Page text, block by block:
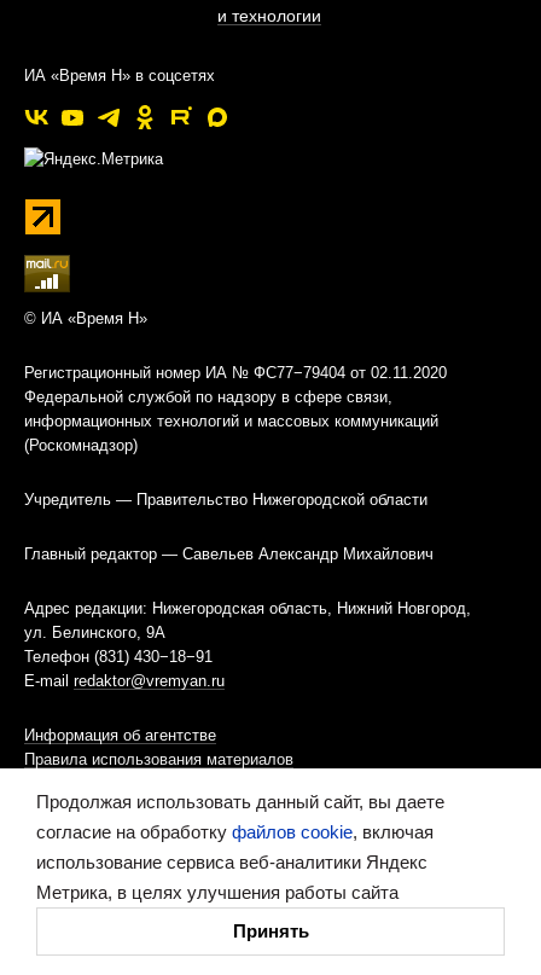
и технологии
ИА «Время Н» в соцсетях
© ИА «Время Н»
Регистрационный номер ИА № ФС77−79404 от 02.11.2020
Федеральной службой по надзору в сфере связи,
информационных технологий и массовых коммуникаций
(Роскомнадзор)
Учредитель — Правительство Нижегородской области
Главный редактор — Савельев Александр Михайлович
Адрес редакции: Нижегородская область, Нижний Новгород,
ул. Белинского, 9А
Телефон (831) 430−18−91
E-mail redaktor@vremyan.ru
Информация об агентстве
Правила использования материалов
Информационная политика использования «cookies»-файлов
Ресурс содержит материалы 16+
Продолжая использовать данный сайт, вы даете
согласие на обработку файлов cookie, включая
использование сервиса веб-аналитики Яндекс
Метрика, в целях улучшения работы сайта
Принять